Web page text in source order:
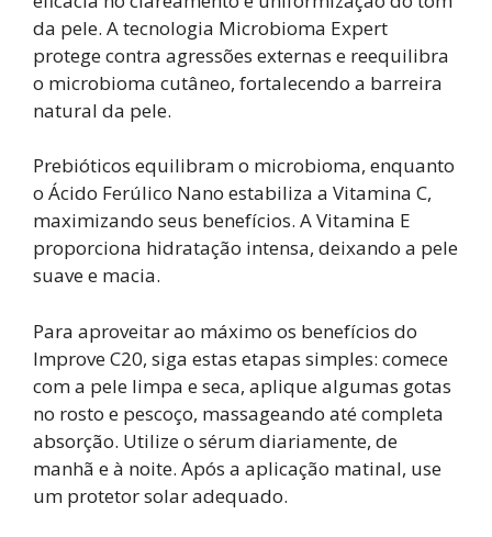
da pele. A tecnologia Microbioma Expert
protege contra agressões externas e reequilibra
o microbioma cutâneo, fortalecendo a barreira
natural da pele.
Prebióticos equilibram o microbioma, enquanto
o Ácido Ferúlico Nano estabiliza a Vitamina C,
maximizando seus benefícios. A Vitamina E
proporciona hidratação intensa, deixando a pele
suave e macia.
Para aproveitar ao máximo os benefícios do
Improve C20, siga estas etapas simples: comece
com a pele limpa e seca, aplique algumas gotas
no rosto e pescoço, massageando até completa
absorção. Utilize o sérum diariamente, de
manhã e à noite. Após a aplicação matinal, use
um protetor solar adequado.